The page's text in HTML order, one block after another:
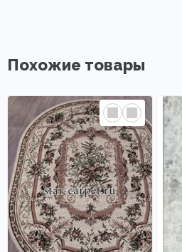
Похожие товары